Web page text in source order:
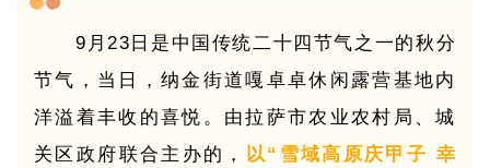
9月23日是中国传统二十四节气之一的秋分
节气，当日，纳金街道嘎卓卓休闲露营基地内
洋溢着丰收的喜悦。由拉萨市农业农村局、城
关区政府联合主办的，
以“ 雪域高原庆甲子 幸